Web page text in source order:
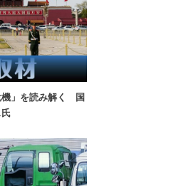
機」を読み解く 国